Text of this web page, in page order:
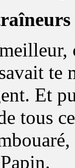
te
Et
tous